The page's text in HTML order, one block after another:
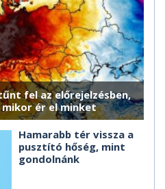
fel az előrejelzésben,
ér el minket
Hamarabb tér vissza a
pusztító hőség, mint
gondolnánk